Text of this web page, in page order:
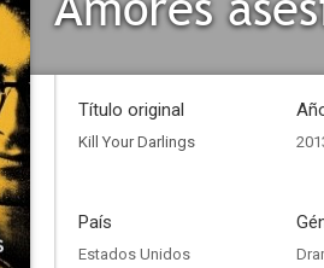
Título original
Kill Your Darlings
País
Estados Unidos